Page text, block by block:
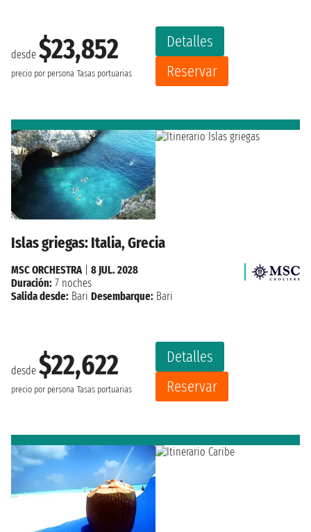
desde $23,852
precio por persona Tasas portuarias
Detalles
Reservar
Islas griegas: Italia, Grecia
desde $22,622
precio por persona Tasas portuarias
Detalles
Reservar
MSC ORCHESTRA| 8 JUL. 2028
Duración: 7 noches
Salida desde: Bari Desembarque: Bari